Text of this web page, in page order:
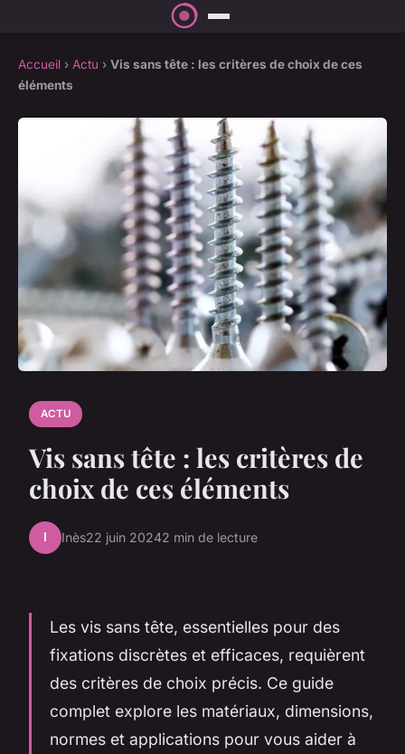
Accueil › Actu › Vis sans tête : les critères de choix de ces
éléments
ACTU
Vis sans tête : les critères de
choix de ces éléments
I Inès22 juin 20242 min de lecture
Les vis sans tête, essentielles pour des
fixations discrètes et efficaces, requièrent
des critères de choix précis. Ce guide
complet explore les matériaux, dimensions,
normes et applications pour vous aider à